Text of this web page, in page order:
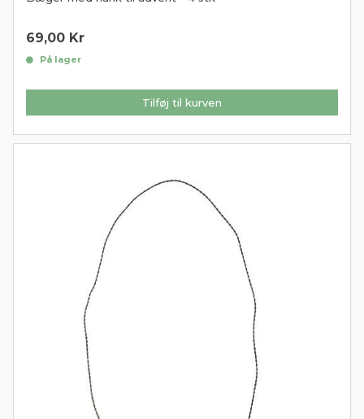
69,00 Kr
På lager
Tilføj til kurven